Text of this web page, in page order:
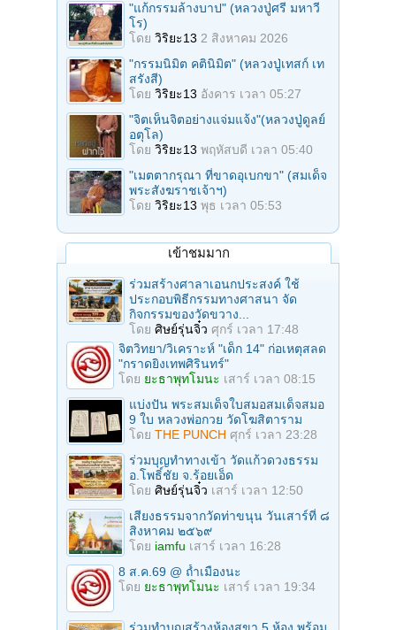
"แก้กรรมล้างบาป" (หลวงปู่ศรี มหาวี
โร)
โดย วิริยะ13 2 สิงหาคม 2026
"กรรมนิมิต คตินิมิต" (หลวงปู่เทสก์ เท
สรังสี)
โดย วิริยะ13 อังคาร เวลา 05:27
"จิตเห็นจิตอย่างแจ่มแจ้ง"(หลวงปู่ดูลย์
อตุโล)
โดย วิริยะ13 พฤหัสบดี เวลา 05:40
"เมตตากรุณา ที่ขาดอุเบกขา" (สมเด็จ
พระสังฆราชเจ้าฯ)
โดย วิริยะ13 พุธ เวลา 05:53
เข้าชมมาก
ร่วมสร้างศาลาเอนกประสงค์ ใช้
ประกอบพิธีกรรมทางศาสนา จัด
กิจกรรมของวัดขวาง...
โดย ศิษย์รุ่นจิ๋ว ศุกร์ เวลา 17:48
จิตวิทยา/วิเคราะห์ "เด็ก 14" ก่อเหตุสลด
"กราดยิงเทพศิรินทร์"
โดย ยะธาพุทโมนะ เสาร์ เวลา 08:15
แบ่งปัน พระสมเด็จใบสมอสมเด็จสมอ
9 ใบ หลวงพ่อกวย วัดโฆสิตาราม
โดย THE PUNCH ศุกร์ เวลา 23:28
ร่วมบุญทําทางเข้า วัดแก้วดวงธรรม
อ.โพธิ์ชัย จ.ร้อยเอ็ด
โดย ศิษย์รุ่นจิ๋ว เสาร์ เวลา 12:50
เสียงธรรมจากวัดท่าขนุน วันเสาร์ที่ ๘
สิงหาคม ๒๕๖๙
โดย iamfu เสาร์ เวลา 16:28
8 ส.ค.69 @ ถ้ำเมืองนะ
โดย ยะธาพุทโมนะ เสาร์ เวลา 19:34